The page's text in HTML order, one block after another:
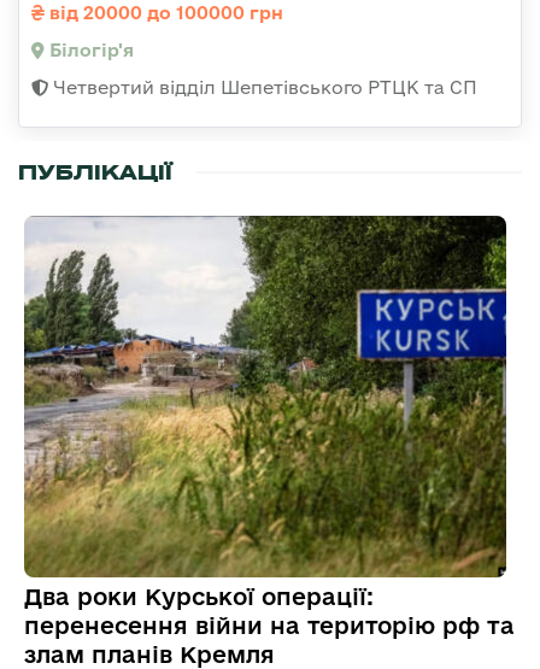
від 20000 до 100000 грн
Білогір'я
Четвертий відділ Шепетівського РТЦК та СП
ПУБЛІКАЦІЇ
Два роки Курської операції:
перенесення війни на територію рф та
злам планів Кремля